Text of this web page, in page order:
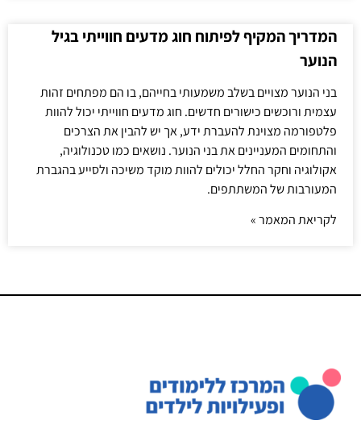
המדריך המקיף לפיתוח חוג מדעים חווייתי בגיל
הנוער
בני הנוער מצויים בשלב משמעותי בחייהם, בו הם מפתחים זהות
עצמית ורוכשים כישורים חדשים. חוג מדעים חווייתי יכול להוות
פלטפורמה מצוינת להעברת ידע, אך יש להבין את הצרכים
והתחומים המעניינים את בני הנוער. נושאים כמו טכנולוגיה,
אקולוגיה וחקר החלל יכולים להוות מוקד משיכה ולסייע בהגברת
המעורבות של המשתתפים.
לקריאת המאמר »